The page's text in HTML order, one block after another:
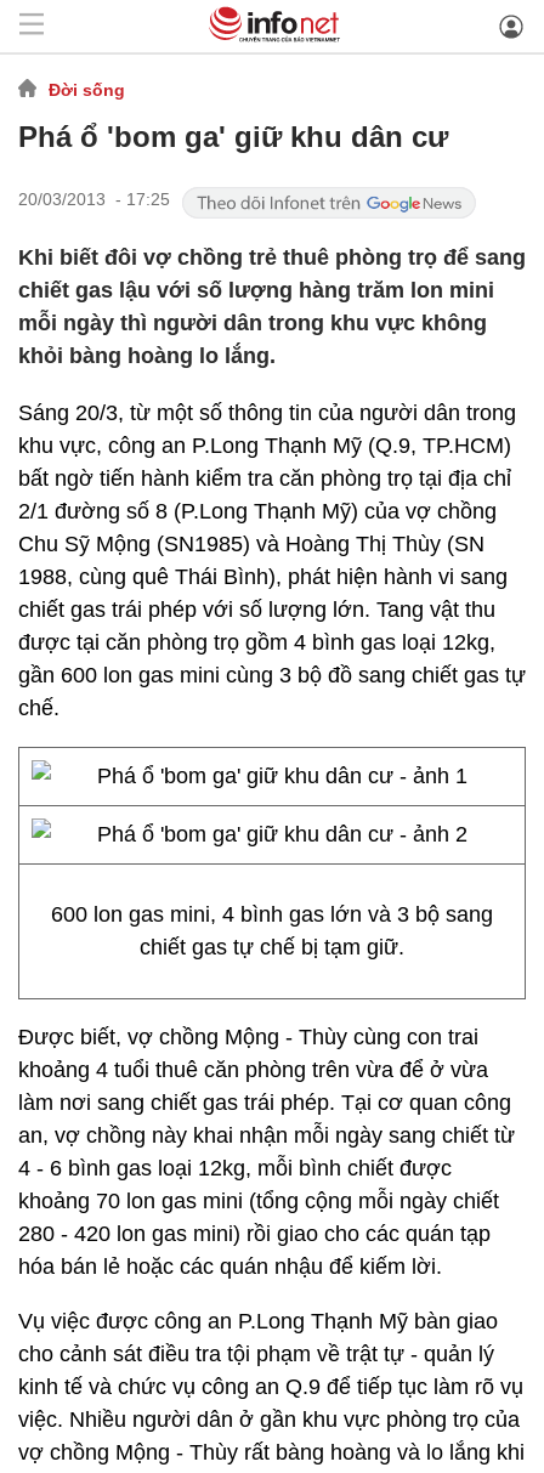
Đời sống
Phá ổ 'bom ga' giữ khu dân cư
20/03/2013 - 17:25
Khi biết đôi vợ chồng trẻ thuê phòng trọ để sang
chiết gas lậu với số lượng hàng trăm lon mini
mỗi ngày thì người dân trong khu vực không
khỏi bàng hoàng lo lắng.
Sáng 20/3, từ một số thông tin của người dân trong
khu vực, công an P.Long Thạnh Mỹ (Q.9, TP.HCM)
bất ngờ tiến hành kiểm tra căn phòng trọ tại địa chỉ
2/1 đường số 8 (P.Long Thạnh Mỹ) của vợ chồng
Chu Sỹ Mộng (SN1985) và Hoàng Thị Thùy (SN
1988, cùng quê Thái Bình), phát hiện hành vi sang
chiết gas trái phép với số lượng lớn. Tang vật thu
được tại căn phòng trọ gồm 4 bình gas loại 12kg,
gần 600 lon gas mini cùng 3 bộ đồ sang chiết gas tự
chế.
600 lon gas mini, 4 bình gas lớn và 3 bộ sang
chiết gas tự chế bị tạm giữ.
Được biết, vợ chồng Mộng - Thùy cùng con trai
khoảng 4 tuổi thuê căn phòng trên vừa để ở vừa
làm nơi sang chiết gas trái phép. Tại cơ quan công
an, vợ chồng này khai nhận mỗi ngày sang chiết từ
4 - 6 bình gas loại 12kg, mỗi bình chiết được
khoảng 70 lon gas mini (tổng cộng mỗi ngày chiết
280 - 420 lon gas mini) rồi giao cho các quán tạp
hóa bán lẻ hoặc các quán nhậu để kiếm lời.
Vụ việc được công an P.Long Thạnh Mỹ bàn giao
cho cảnh sát điều tra tội phạm về trật tự - quản lý
kinh tế và chức vụ công an Q.9 để tiếp tục làm rõ vụ
việc. Nhiều người dân ở gần khu vực phòng trọ của
vợ chồng Mộng - Thùy rất bàng hoàng và lo lắng khi